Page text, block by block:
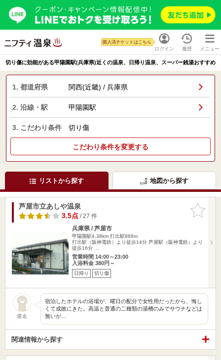
ログイン
購入済チケットはこちら
履歴 メニュー
切り傷に効能がある甲陽園駅(兵庫県)近くの温泉、日帰り温泉、スーパー銭湯おすすめ
1. 都道府県 関西(近畿) / 兵庫県
2. 沿線・駅 甲陽園駅
3. こだわり条件 切り傷
こだわり条件を変更する
リストから探す 地図から探す
お気に入
りに追加
芦屋市立あしや温泉
3.5点/ 27 件
兵庫県 / 芦屋市
甲陽園駅4.38km 打出駅868m
打出駅（阪神電鉄）より徒歩14分 芦屋駅（阪神電鉄）より
徒歩16分 …
営業時間 14:00～23:00
入浴料金 380円～
日帰り 切り傷
匿名
宿泊したホテルの浴場が、曜日の配分で女性用だったから、悔し
くて成敗にきた。高温と普通の二種類の湯槽のみでサウナなどは
無いが…
関連情報から探す